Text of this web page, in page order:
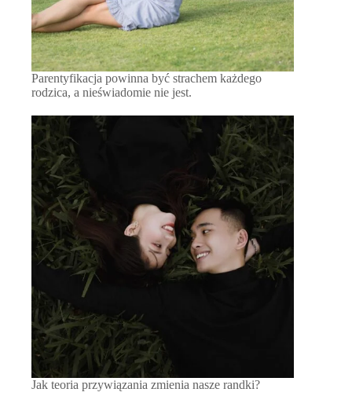
Parentyfikacja powinna być strachem każdego
rodzica, a nieświadomie nie jest.
Jak teoria przywiązania zmienia nasze randki?